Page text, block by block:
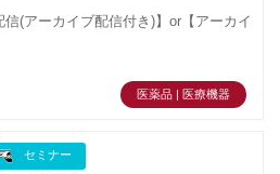
(アーカイブ配信付き)】or【アーカイ
医薬品 | 医療機器
セミナー